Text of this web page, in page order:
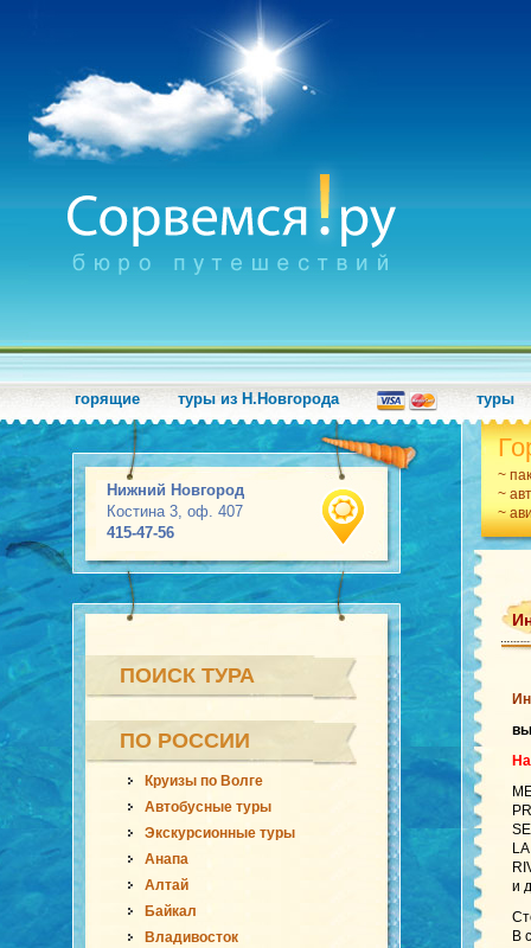
горящие туры из Н.Новгорода туры
Нижний Новгород
Костина 3, оф. 407
415-47-56
~
~
~
ПОИСК ТУРА
ПО РОССИИ
Круизы по Волге
Автобусные туры
Экскурсионные туры
Анапа
Алтай
Байкал
Владивосток
и
В